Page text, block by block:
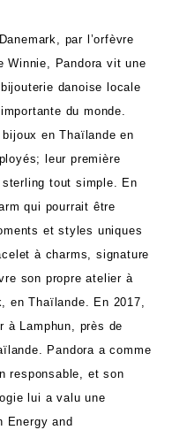
par l’orfèvre
Winnie, Pandora vit une
danoise locale
du monde.
en Thaïlande en
leur première
tout simple. En
qui pourrait être
et styles uniques
à charms, signature
son propre atelier à
en Thaïlande. En 2017,
à Lamphun, près de
Pandora a comme
responsable, et son
lui a valu une
Energy and